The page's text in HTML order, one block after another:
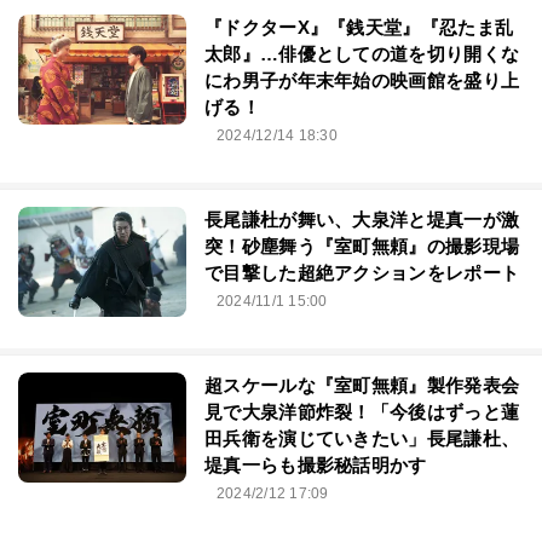
『ドクターX』『銭天堂』『忍たま乱
太郎』…俳優としての道を切り開くな
にわ男子が年末年始の映画館を盛り上
げる！
2024/12/14 18:30
長尾謙杜が舞い、大泉洋と堤真一が激
突！砂塵舞う『室町無頼』の撮影現場
で目撃した超絶アクションをレポート
2024/11/1 15:00
超スケールな『室町無頼』製作発表会
見で大泉洋節炸裂！「今後はずっと蓮
田兵衛を演じていきたい」長尾謙杜、
堤真一らも撮影秘話明かす
2024/2/12 17:09